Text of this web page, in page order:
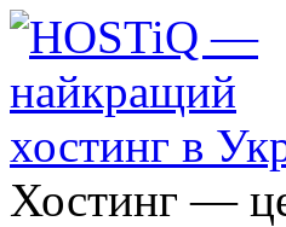
Хостинг —